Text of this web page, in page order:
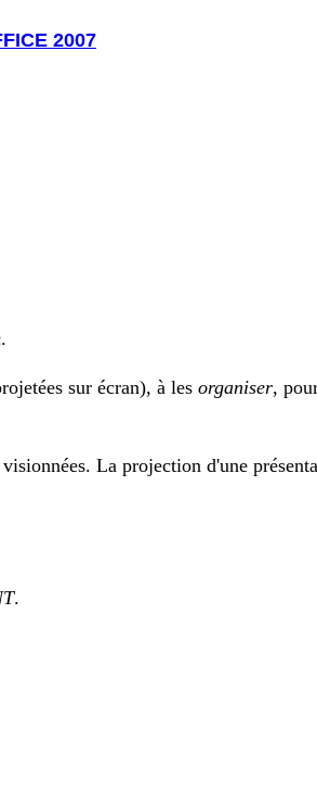
2007
sur écran), à les organiser,
La projection d'une
.